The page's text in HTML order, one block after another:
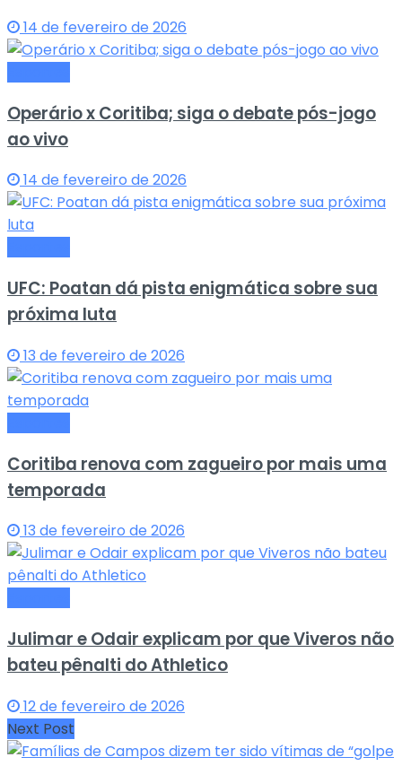
14 de fevereiro de 2026
Operário x Coritiba; siga o debate pós-jogo
ao vivo
14 de fevereiro de 2026
UFC: Poatan dá pista enigmática sobre sua
próxima luta
13 de fevereiro de 2026
Coritiba renova com zagueiro por mais uma
temporada
13 de fevereiro de 2026
Julimar e Odair explicam por que Viveros não
bateu pênalti do Athletico
12 de fevereiro de 2026
Next Post